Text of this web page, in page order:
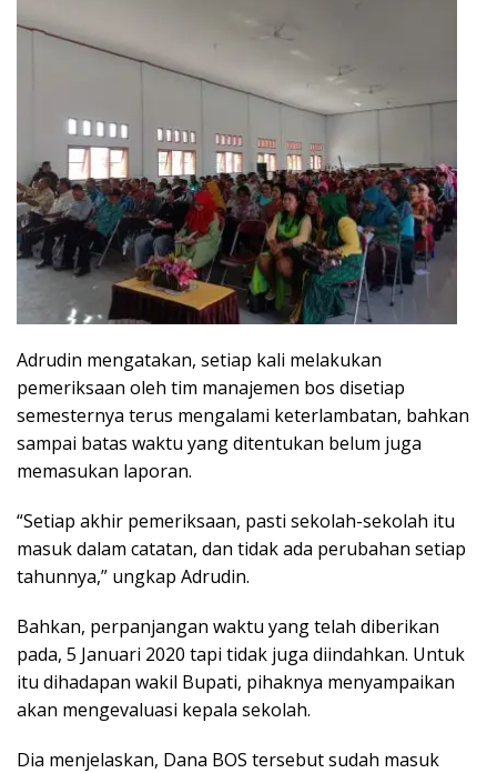
Adrudin mengatakan, setiap kali melakukan
pemeriksaan oleh tim manajemen bos disetiap
semesternya terus mengalami keterlambatan, bahkan
sampai batas waktu yang ditentukan belum juga
memasukan laporan.
“Setiap akhir pemeriksaan, pasti sekolah-sekolah itu
masuk dalam catatan, dan tidak ada perubahan setiap
tahunnya,” ungkap Adrudin.
Bahkan, perpanjangan waktu yang telah diberikan
pada, 5 Januari 2020 tapi tidak juga diindahkan. Untuk
itu dihadapan wakil Bupati, pihaknya menyampaikan
akan mengevaluasi kepala sekolah.
Dia menjelaskan, Dana BOS tersebut sudah masuk